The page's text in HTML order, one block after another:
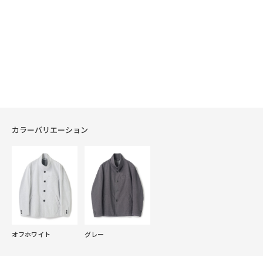
カラーバリエーション
オフホワイト グレー